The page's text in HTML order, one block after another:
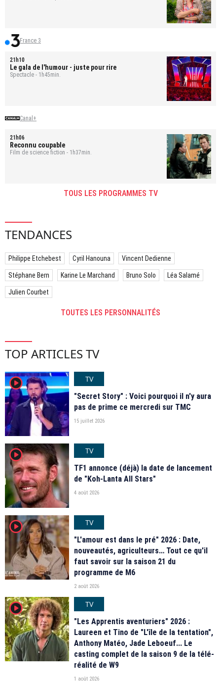
France 3
21h10
Le gala de l'humour - juste pour rire
Spectacle - 1h45min.
Canal+
21h06
Reconnu coupable
Film de science fiction - 1h37min.
TOUS LES PROGRAMMES TV
TENDANCES
Philippe Etchebest Cyril Hanouna Vincent Dedienne
Stéphane Bern Karine Le Marchand Bruno Solo Léa Salamé
Julien Courbet
TOUTES LES PERSONNALITÉS
TOP ARTICLES TV
player2
TV
"Secret Story" : Voici pourquoi il n'y aura
pas de prime ce mercredi sur TMC
15 juillet 2026
player2
TV
TF1 annonce (déjà) la date de lancement
de "Koh-Lanta All Stars"
4 août 2026
player2
TV
"L'amour est dans le pré" 2026 : Date,
nouveautés, agriculteurs… Tout ce qu'il
faut savoir sur la saison 21 du
programme de M6
2 août 2026
player2
TV
"Les Apprentis aventuriers" 2026 :
Laureen et Tino de "L'île de la tentation",
Anthony Matéo, Jade Leboeuf... Le
casting complet de la saison 9 de la télé-
réalité de W9
1 août 2026